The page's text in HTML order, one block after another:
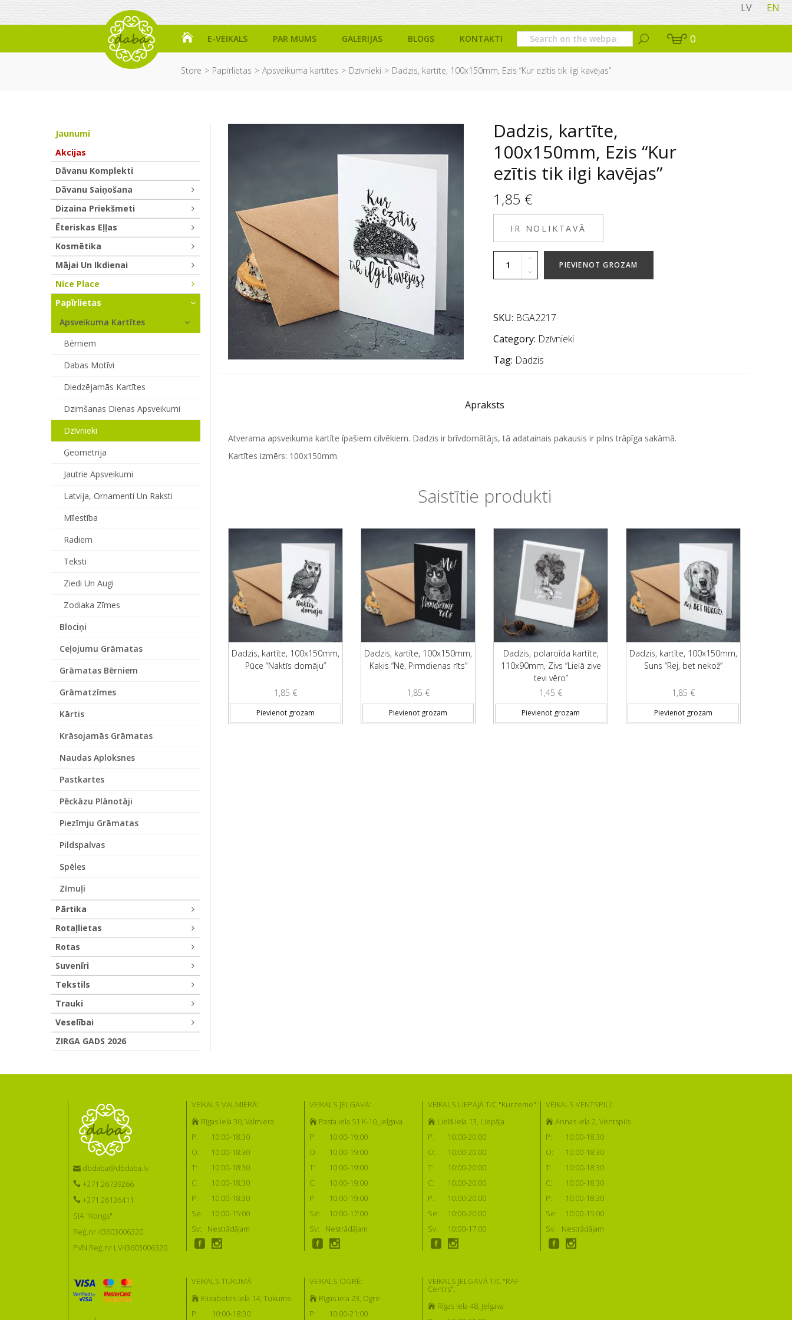
LV EN
E-VEIKALS PAR MUMS GALERIJAS BLOGS KONTAKTI 0
Store Papīrlietas Apsveikuma kartītes Dzīvnieki Dadzis, kartīte, 100x150mm, Ezis “Kur ezītis tik ilgi kavējas”
Dadzis, kartīte,
100x150mm, Ezis “Kur
ezītis tik ilgi kavējas”
1,85 €
IR NOLIKTAVĀ
PIEVIENOT GROZAM
SKU: BGA2217
Category: Dzīvnieki
Tag: Dadzis
Apraksts
Atverama apsveikuma kartīte īpašiem cilvēkiem. Dadzis ir brīvdomātājs, tā adatainais pakausis ir pilns trāpīga sakāmā.
Kartītes izmērs: 100x150mm.
Saistītie produkti
Dadzis, kartīte, 100x150mm,
Pūce “Naktīs domāju”
1,85 €
Pievienot grozam
Dadzis, kartīte, 100x150mm,
Kaķis “Nē, Pirmdienas rīts”
1,85 €
Pievienot grozam
Dadzis, polaroīda kartīte,
110x90mm, Zivs “Lielā zive
tevi vēro”
1,45 €
Pievienot grozam
Dadzis, kartīte, 100x150mm,
Suns “Rej, bet nekož”
1,85 €
Pievienot grozam
Jaunumi
Akcijas
Dāvanu Komplekti
Dāvanu Saiņošana
Dizaina Priekšmeti
Ēteriskas Eļļas
Kosmētika
Mājai Un Ikdienai
Nice Place
Papīrlietas
Apsveikuma Kartītes
Bērniem
Dabas Motīvi
Diedzējamās Kartītes
Dzimšanas Dienas Apsveikumi
Dzīvnieki
Ģeometrija
Jautrie Apsveikumi
Latvija, Ornamenti Un Raksti
Mīlestība
Radiem
Teksti
Ziedi Un Augi
Zodiaka Zīmes
Blociņi
Ceļojumu Grāmatas
Grāmatas Bērniem
Grāmatzīmes
Kārtis
Krāsojamās Grāmatas
Naudas Aploksnes
Pastkartes
Pēckāzu Plānotāji
Piezīmju Grāmatas
Pildspalvas
Spēles
Zīmuļi
Pārtika
Rotaļlietas
Rotas
Suvenīri
Tekstils
Trauki
Veselībai
ZIRGA GADS 2026
dbdaba@dbdaba.lv
+371 26739266
+371 26136411
SIA "Kongs"
Reģ.nr 43603006320
PVN Reģ.nr LV43603006320
VEIKALS VALMIERĀ:
Rīgas iela 30, Valmiera
P:
10:00-18:30
O:
10:00-18:30
T:
10:00-18:30
C:
10:00-18:30
P:
10:00-18:30
Se:
10:00-15:00
Sv:
Nestrādājam
VEIKALS JELGAVĀ:
Pasta iela 51 K-10, Jelgava
P:
10:00-19:00
O:
10:00-19:00
T:
10:00-19:00
C:
10:00-19:00
P:
10:00-19:00
Se:
10:00-17:00
Sv:
Nestrādājam
VEIKALS LIEPĀJĀ T/C "Kurzeme":
Lielā iela 13, Liepāja
P:
10:00-20:00
O:
10:00-20:00
T:
10:00-20:00
C:
10:00-20:00
P:
10:00-20:00
Se:
10:00-20:00
Sv:
10:00-17:00
VEIKALS VENTSPILĪ:
Annas iela 2, Ventspils
P:
10:00-18:30
O:
10:00-18:30
T:
10:00-18:30
C:
10:00-18:30
P:
10:00-18:30
Se:
10:00-15:00
Sv:
Nestrādājam
VEIKALS TUKUMĀ
Elizabetes iela 14, Tukums
P:
10:00-18:30
VEIKALS OGRĒ:
Rīgas iela 23, Ogre
P:
10:00-21:00
VEIKALS JELGAVĀ T/C "RAF
Centrs":
Rīgas iela 48, Jelgava